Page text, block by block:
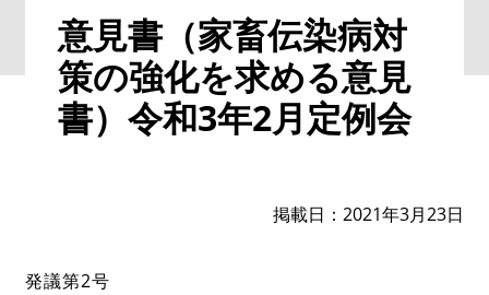
意見書（家畜伝染病対
策の強化を求める意見
書）令和3年2月定例会
掲載日 2021年3月23日
発議第2号